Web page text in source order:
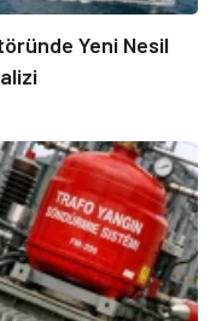
Yeni Nesil